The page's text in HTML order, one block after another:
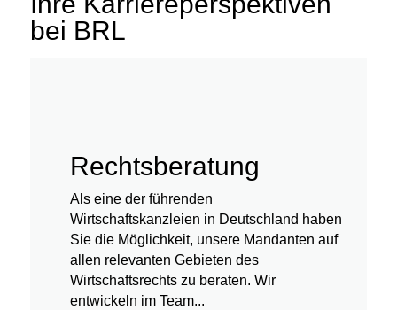
bei BRL
Rechtsberatung
Als eine der führenden
Wirtschaftskanzleien in Deutschland haben
Sie die Möglichkeit, unsere Mandanten auf
allen relevanten Gebieten des
Wirtschaftsrechts zu beraten. Wir
entwickeln im Team...